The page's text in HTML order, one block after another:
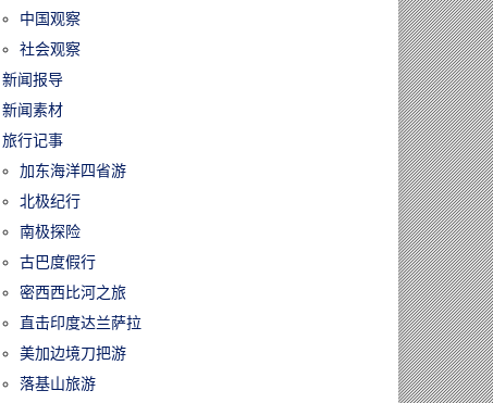
中国观察
社会观察
新闻报导
新闻素材
旅行记事
加东海洋四省游
北极纪行
南极探险
古巴度假行
密西西比河之旅
直击印度达兰萨拉
美加边境刀把游
落基山旅游